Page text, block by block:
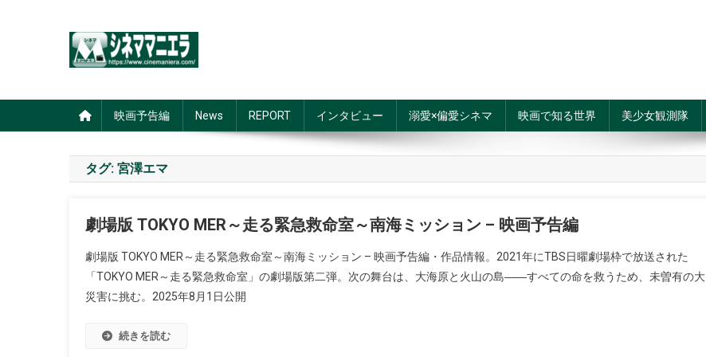
映画予告編 News REPORT インタビュー 溺愛×偏愛シネマ 映画で知る世界 美少女観測隊
タグ: 宮澤エマ
劇場版 TOKYO MER～走る緊急救命室～南海ミッション – 映画予告編
劇場版 TOKYO MER～走る緊急救命室～南海ミッション – 映画予告編・作品情報。2021年にTBS日曜劇場枠で放送された
「TOKYO MER～走る緊急救命室」の劇場版第二弾。次の舞台は、大海原と火山の島――すべての命を救うため、未曽有の大
災害に挑む。2025年8月1日公開
続きを読む